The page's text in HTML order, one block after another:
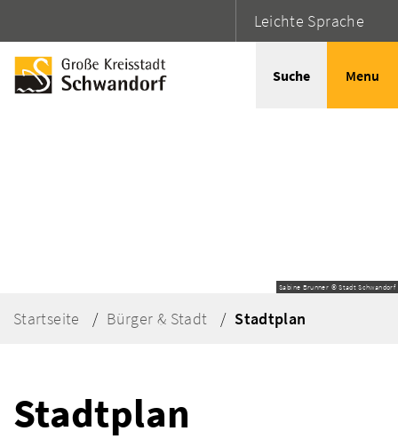
Leichte Sprache
Suche Menu
Sabine Brunner © Stadt Schwandorf
Startseite Bürger & Stadt Stadtplan
Stadtplan